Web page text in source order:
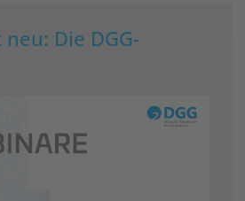
Die DGG-